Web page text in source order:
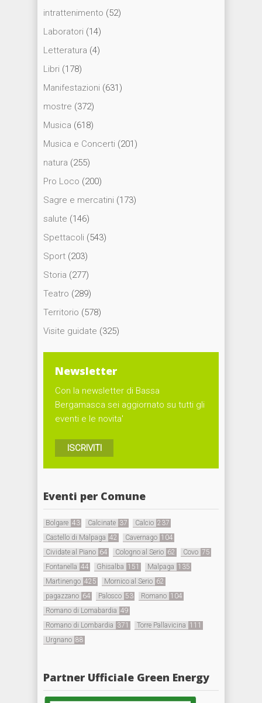
intrattenimento (52)
Laboratori (14)
Letteratura (4)
Libri (178)
Manifestazioni (631)
mostre (372)
Musica (618)
Musica e Concerti (201)
natura (255)
Pro Loco (200)
Sagre e mercatini (173)
salute (146)
Spettacoli (543)
Sport (203)
Storia (277)
Teatro (289)
Territorio (578)
Visite guidate (325)
Newsletter
Con la newsletter di Bassa
Bergamasca sei aggiornato su tutti gli
eventi e le novita'
ISCRIVITI
Eventi per Comune
Bolgare 43 Calcinate 37 Calcio 237
Castello di Malpaga 42 Cavernago 104
Cividate al Piano 64 Cologno al Serio 62 Covo 75
Fontanella 44 Ghisalba 151 Malpaga 135
Martinengo 425 Mornico al Serio 62
pagazzano 64 Palosco 53 Romano 104
Romano di Lomabardia 49
Romano di Lombardia 371 Torre Pallavicina 111
Urgnano 88
Partner Ufficiale Green Energy